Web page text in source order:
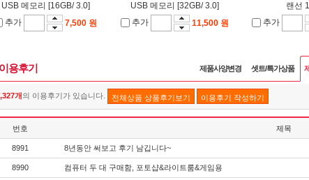
USB 메모리 [16GB/ 3.0]
추가
7,500 원
USB 메모리 [32GB/ 3.0]
추가
11,500 원
랜선
추가
용후기 제품사양변경 셋트/특가상품
개의 이용후기가 있습니다. 전체상품 상품후기보기 이용후기 작성하기
번호 제목
8991 8년동안 써보고 후기 남깁니다~
8990 컴퓨터 두 대 구매함, 포토샵&라이트룸&게임용